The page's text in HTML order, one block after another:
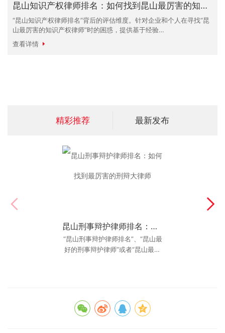
昆山知识产权律师排名：如何找到昆山最厉害的知识产权律师？
“昆山知识产权律师排名”背后的评估维度。针对企业和个人在寻找“昆
山最厉害的知识产权律师”时的困惑，提供基于经验
（Experience）、专业性（Expertise）和权威性
（Authoritativeness）的选律指南。特别推荐拥有20年实战经验的
查看详情
精彩推荐 最新发布
昆山刑事辩护律师排名：如何找到最厉害的刑辩大律师
“昆山刑事辩护律师排名”、“昆山最
好的刑事辩护律师”或者“昆山最厉
昆山知识产权律师咨询：商标被抢注了怎么维权？
商标是企业的脸面，一旦被抢注，
后果不堪设想。本文针对昆山企业